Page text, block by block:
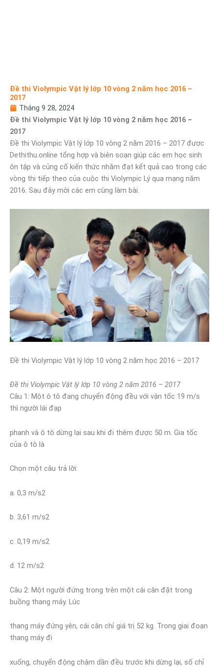
Đề thi Violympic Vật lý lớp 10 vòng 2 năm học 2016 –
2017
Tháng 9 28, 2024
Đề thi Violympic Vật lý lớp 10 vòng 2 năm học 2016 –
2017
Đề thi Violympic Vật lý lớp 10 vòng 2 năm 2016 – 2017 được
Dethithu.online tổng hợp và biên soạn giúp các em học sinh
ôn tập và củng cố kiến thức nhằm đạt kết quả cao trong các
vòng thi tiếp theo của cuộc thi Violympic Lý qua mạng năm
2016. Sau đây mời các em cùng làm bài.
Đề thi Violympic Vật lý lớp 10 vòng 2 năm học 2016 – 2017
Đề thi Violympic Vật lý lớp 10 vòng 2 năm 2016 – 2017
Câu 1: Một ô tô đang chuyển động đều với vận tốc 19 m/s
thì người lái đạp
phanh và ô tô dừng lại sau khi đi thêm được 50 m. Gia tốc
của ô tô là
Chọn một câu trả lời:
a. 0,3 m/s2
b. 3,61 m/s2
c. 0,19 m/s2
d. 12 m/s2
Câu 2: Một người đứng trong trên một cái cân đặt trong
buồng thang máy. Lúc
thang máy đứng yên, cái cân chỉ giá trị 52 kg. Trong giai đoạn
thang máy đi
xuống, chuyển động chậm dần đều trước khi dừng lại, số chỉ